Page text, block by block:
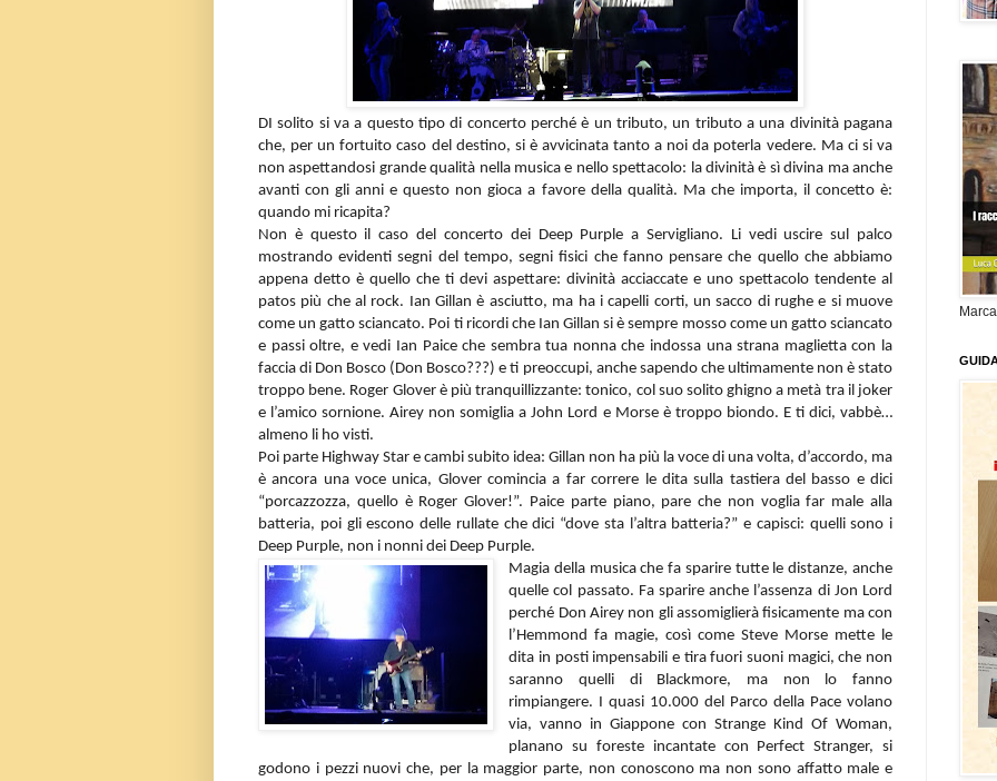
DI solito si va a questo tipo di concerto perché è un tributo, un tributo a una divinità pagana
che, per un fortuito caso del destino, si è avvicinata tanto a noi da poterla vedere. Ma ci si va
non aspettandosi grande qualità nella musica e nello spettacolo: la divinità è sì divina ma anche
avanti con gli anni e questo non gioca a favore della qualità. Ma che importa, il concetto è:
quando mi ricapita?
Non è questo il caso del concerto dei Deep Purple a Servigliano. Li vedi uscire sul palco
mostrando evidenti segni del tempo, segni fisici che fanno pensare che quello che abbiamo
appena detto è quello che ti devi aspettare: divinità acciaccate e uno spettacolo tendente al
patos più che al rock. Ian Gillan è asciutto, ma ha i capelli corti, un sacco di rughe e si muove
come un gatto sciancato. Poi ti ricordi che Ian Gillan si è sempre mosso come un gatto sciancato
e passi oltre, e vedi Ian Paice che sembra tua nonna che indossa una strana maglietta con la
faccia di Don Bosco (Don Bosco???) e ti preoccupi, anche sapendo che ultimamente non è stato
troppo bene. Roger Glover è più tranquillizzante: tonico, col suo solito ghigno a metà tra il joker
e l’amico sornione. Airey non somiglia a John Lord e Morse è troppo biondo. E ti dici, vabbè…
almeno li ho visti.
Poi parte Highway Star e cambi subito idea: Gillan non ha più la voce di una volta, d’accordo, ma
è ancora una voce unica, Glover comincia a far correre le dita sulla tastiera del basso e dici
“porcazzozza, quello è Roger Glover!”. Paice parte piano, pare che non voglia far male alla
batteria, poi gli escono delle rullate che dici “dove sta l’altra batteria?” e capisci: quelli sono i
Deep Purple, non i nonni dei Deep Purple.
Magia della musica che fa sparire tutte le distanze, anche
quelle col passato. Fa sparire anche l’assenza di Jon Lord
perché Don Airey non gli assomiglierà fisicamente ma con
l’Hemmond fa magie, così come Steve Morse mette le
dita in posti impensabili e tira fuori suoni magici, che non
saranno quelli di Blackmore, ma non lo fanno
rimpiangere. I quasi 10.000 del Parco della Pace volano
via, vanno in Giappone con Strange Kind Of Woman,
planano su foreste incantate con Perfect Stranger, si
godono i pezzi nuovi che, per la maggior parte, non conoscono ma non sono affatto male e
Marca